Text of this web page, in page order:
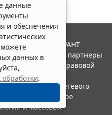
данные
и обеспечения
данных в
.
Система ГАРАНТ
"Гарант" и ее партнеры
ассоциации правовой
в качестве сетевого
по надзору в сфере
и массовых